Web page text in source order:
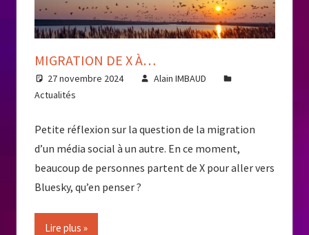
MIGRATION DE X À…
27 novembre 2024
Alain IMBAUD
Actualités
Petite réflexion sur la question de la migration
d’un média social à un autre. En ce moment,
beaucoup de personnes partent de X pour aller vers
Bluesky, qu’en penser ?
Lire plus